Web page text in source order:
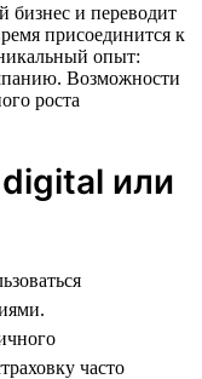
бизнес и переводит
присоединится к
опыт:
Возможности
роста
или
часто